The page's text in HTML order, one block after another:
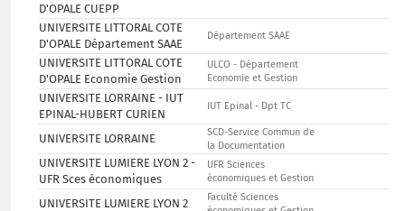
D'OPALE CUEPP
UNIVERSITE LITTORAL COTE
D'OPALE Département SAAE
Département SAAE
UNIVERSITE LITTORAL COTE
D'OPALE Economie Gestion
ULCO - Département
Economie et Gestion
UNIVERSITE LORRAINE - IUT
EPINAL-HUBERT CURIEN
IUT Epinal - Dpt TC
UNIVERSITE LORRAINE
SCD-Service Commun de
la Documentation
UNIVERSITE LUMIERE LYON 2 -
UFR Sces économiques
UFR Sciences
économiques et Gestion
UNIVERSITE LUMIERE LYON 2
Faculté Sciences